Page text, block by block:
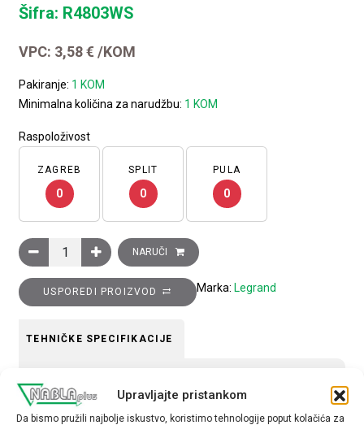
Upravljajte pristankom
Da bismo pružili najbolje iskustvo, koristimo tehnologije poput kolačića za
Šifra: R4803WS
VPC: 3,58€ /KOM
Pakiranje: 1 KOM
Minimalna količina za narudžbu: 1 KOM
Raspoloživost
ZAGREB
0
SPLIT
0
PULA
0
Ukrasni okvir Clasia, 3 modula, bijeli mat količina
NARUČI
USPOREDI PROIZVOD Marka: Legrand
TEHNIČKE SPECIFIKACIJE
Tip uređaja
Okvir